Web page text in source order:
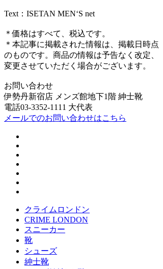
Text：ISETAN MEN‘S net
＊価格はすべて、税込です。
＊本記事に掲載された情報は、掲載日時点
のものです。商品の情報は予告なく改定、
変更させていただく場合がございます。
お問い合わせ
伊勢丹新宿店 メンズ館地下1階 紳士靴
電話03-3352-1111 大代表
メールでのお問い合わせはこちら
クライムロンドン
CRIME LONDON
スニーカー
靴
シューズ
紳士靴